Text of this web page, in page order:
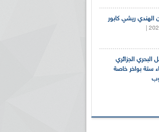
الهندي ريشي كابور
البحري الجزائري
ستة بواخر خاصة